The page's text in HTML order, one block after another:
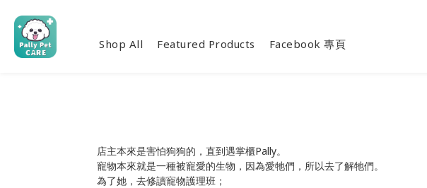
Shop All Featured Products Facebook 專頁
店主本來是害怕狗狗的，直到遇掌櫃Pally。
寵物本來就是一種被寵愛的生物，因為愛牠們，所以去了解牠們。
為了她，去修讀寵物護理班；